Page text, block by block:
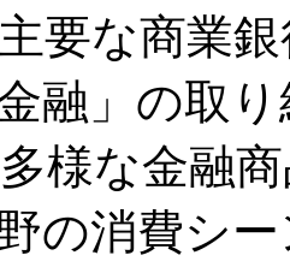
要な商業
融」の取
様な金融
の消費シ